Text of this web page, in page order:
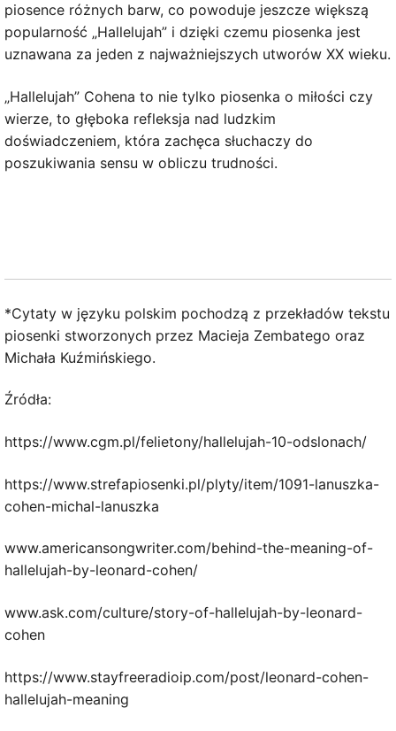
piosence różnych barw, co powoduje jeszcze większą
popularność „Hallelujah” i dzięki czemu piosenka jest
uznawana za jeden z najważniejszych utworów XX wieku.
„Hallelujah” Cohena to nie tylko piosenka o miłości czy
wierze, to głęboka refleksja nad ludzkim
doświadczeniem, która zachęca słuchaczy do
poszukiwania sensu w obliczu trudności.
*Cytaty w języku polskim pochodzą z przekładów tekstu
piosenki stworzonych przez Macieja Zembatego oraz
Michała Kuźmińskiego.
Źródła:
https://www.cgm.pl/felietony/hallelujah-10-odslonach/
https://www.strefapiosenki.pl/plyty/item/1091-lanuszka-
cohen-michal-lanuszka
www.americansongwriter.com/behind-the-meaning-of-
hallelujah-by-leonard-cohen/
www.ask.com/culture/story-of-hallelujah-by-leonard-
cohen
https://www.stayfreeradioip.com/post/leonard-cohen-
hallelujah-meaning